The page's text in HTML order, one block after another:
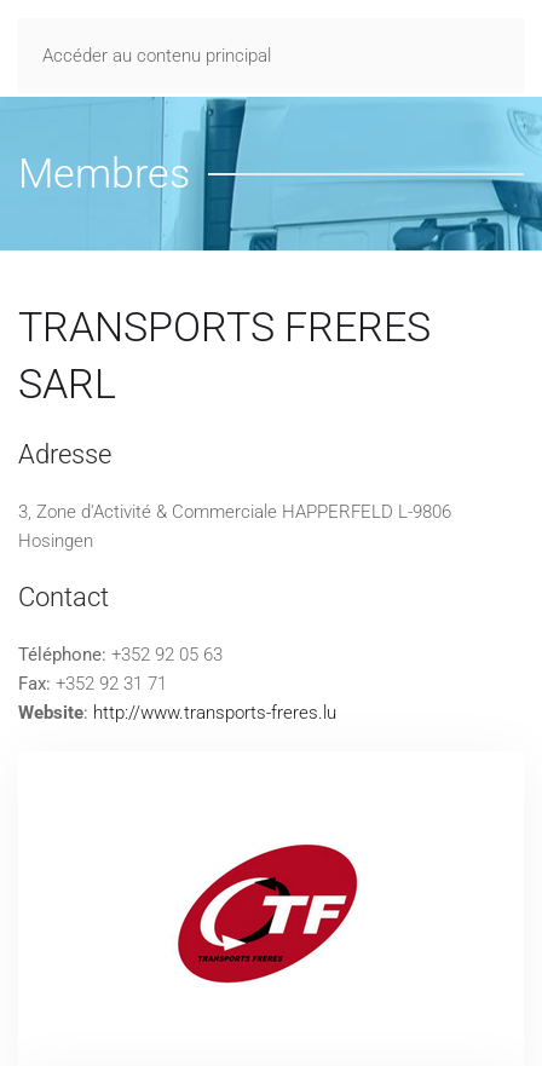
Accéder au contenu principal
Membres
TRANSPORTS FRERES
SARL
Adresse
3, Zone d'Activité & Commerciale HAPPERFELD L-9806
Hosingen
Contact
Téléphone: +352 92 05 63
Fax: +352 92 31 71
Website: http://www.transports-freres.lu